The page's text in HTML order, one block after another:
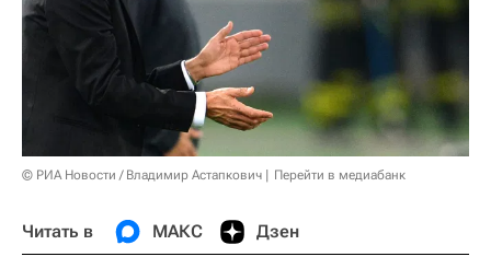
© РИА Новости / Владимир Астапкович Перейти в медиабанк
Читать в МАКС Дзен